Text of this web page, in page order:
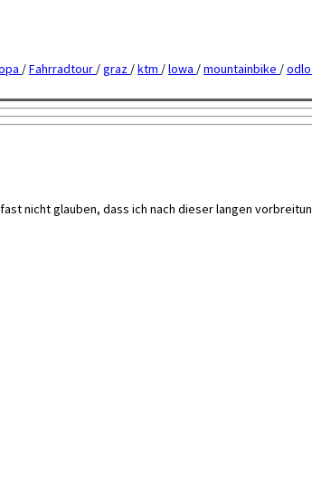
nicht glauben, dass ich nach dieser langen
/Fahrradtour /graz /ktm /lowa /mountainbike /odlo